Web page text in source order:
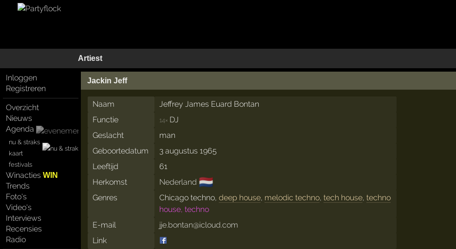
Artiest
Inloggen
Registreren
Overzicht
Nieuws
Agenda
nu & straks
kaart
festivals
WinactiesWIN
Trends
Foto's
Video's
Interviews
Recensies
Radio
Jackin Jeff
Naam
Jeffrey James Euard Bontan
Functie
14× DJ
Geslacht
man
Geboortedatum
3 augustus 1965
Leeftijd
61
Herkomst
Nederland 🇳🇱
Genres Chicago techno,deep house, melodic techno,tech house,techno
house, techno
E-mail
jje.bontan@icloud.com
Link